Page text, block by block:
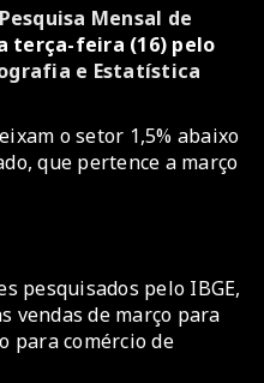
Pesquisa Mensal de
terça-feira (16) pelo
e Estatística
o setor 1,5% abaixo
que pertence a março
pesquisados pelo IBGE,
vendas de março para
para comércio de